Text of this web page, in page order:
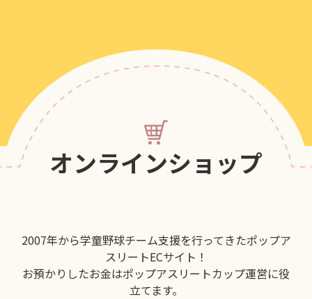
オンラインショップ
2007年から学童野球チーム支援を行ってきたポップア
スリートECサイト！
お預かりしたお金はポップアスリートカップ運営に役
立てます。